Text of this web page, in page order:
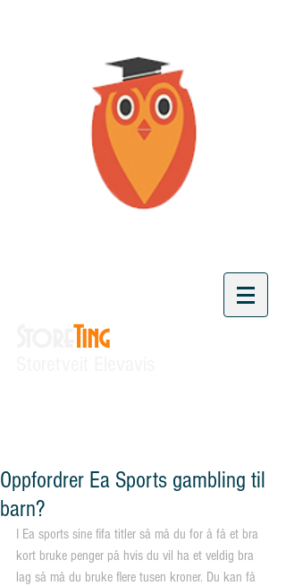
Ting
Oppfordrer Ea Sports gambling til
barn?
I Ea sports sine fifa titler så må du for å få et bra
kort bruke penger på hvis du vil ha et veldig bra
lag så må du bruke flere tusen kroner. Du kan få